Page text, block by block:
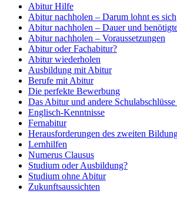
Abitur Hilfe
Abitur nachholen – Darum lohnt es sich
Abitur nachholen – Dauer und
Abitur nachholen – Voraussetzungen
Abitur oder Fachabitur?
Abitur wiederholen
Ausbildung mit Abitur
Berufe mit Abitur
Die perfekte Bewerbung
Das Abitur und andere
Englisch-Kenntnisse
Fernabitur
Herausforderungen des zweiten
Lernhilfen
Numerus Clausus
Studium oder Ausbildung?
Studium ohne Abitur
Zukunftsaussichten